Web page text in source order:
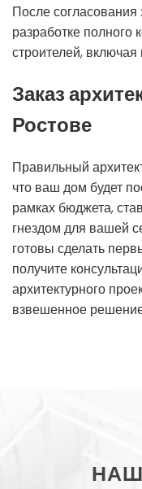
После
разработке полного
строителей,
Заказ
Ростове
Правильный
что ваш дом будет
рамках бюджета,
гнездом для вашей
готовы сделать
получите
архитектурного
взвешенное